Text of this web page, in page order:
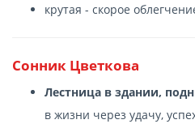
крутая - скорое
Сонник Цветкова
Лестница в здании,
в жизни через удачу,